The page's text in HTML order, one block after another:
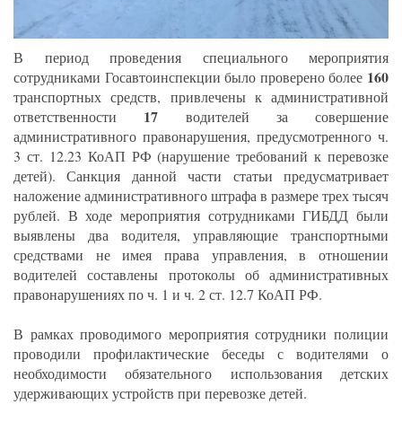
В период проведения специального мероприятия
сотрудниками Госавтоинспекции было проверено более 160
транспортных средств, привлечены к административной
ответственности 17 водителей за совершение
административного правонарушения, предусмотренного ч.
3 ст. 12.23 КоАП РФ (нарушение требований к перевозке
детей). Санкция данной части статьи предусматривает
наложение административного штрафа в размере трех тысяч
рублей. В ходе мероприятия сотрудниками ГИБДД были
выявлены два водителя, управляющие транспортными
средствами не имея права управления, в отношении
водителей составлены протоколы об административных
правонарушениях по ч. 1 и ч. 2 ст. 12.7 КоАП РФ.
В рамках проводимого мероприятия сотрудники полиции
проводили профилактические беседы с водителями о
необходимости обязательного использования детских
удерживающих устройств при перевозке детей.